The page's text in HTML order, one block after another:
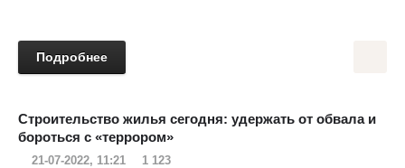
Подробнее
Строительство жилья сегодня: удержать от обвала и
бороться с «террором»
21-07-2022, 11:21 1 123